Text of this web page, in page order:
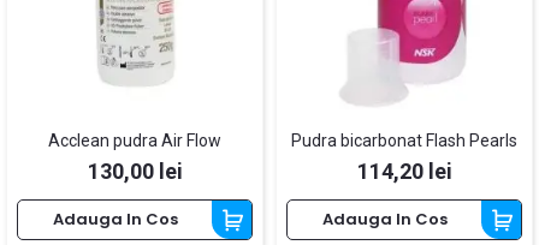
Acclean pudra Air Flow
Pret
130,00 lei
Adauga In Cos
Pudra bicarbonat Flash Pearls
Pret
114,20 lei
Adauga In Cos